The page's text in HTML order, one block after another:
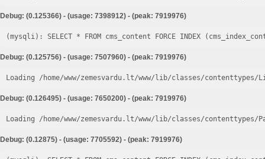
Debug: (0.125366) - (usage: 7398912) - (peak: 7919976)
Debug: (0.125756) - (usage: 7507960) - (peak: 7919976)
Loading /home/www/zemesvardu.lt/www/lib/classes/
Debug: (0.126495) - (usage: 7650200) - (peak: 7919976)
Loading /home/www/zemesvardu.lt/www/lib/classes/
Debug: (0.12875) - (usage: 7705592) - (peak: 7919976)